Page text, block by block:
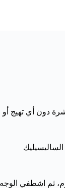
أي تهيج أو
ثم اشطفي الوجه